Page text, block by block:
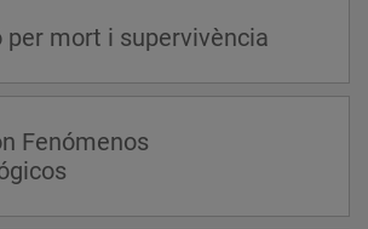
per mort i supervivència
Fenómenos